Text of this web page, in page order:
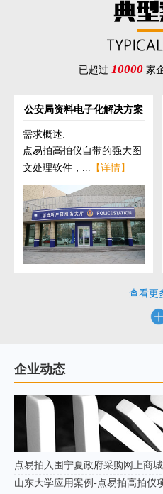
已超过 10000 家
公安局资料电子化解决方案
需求概述:
点易拍高拍仪自带的强大图
文处理软件，... 【详情】
查看更
企业动态
点易拍入围宁夏政府采购网上商城
山东大学应用案例-点易拍高拍仪